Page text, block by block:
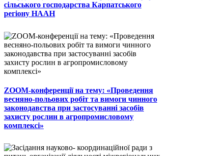
сільського господарства Карпатського
регіону НААН
ZOOM-конференції на тему: «Проведення
весняно-польових робіт та вимоги чинного
законодавства при застосуванні засобів
захисту рослин в агропромисловому
комплексі»